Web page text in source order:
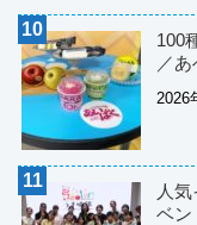
100
／
2026
人
ベン